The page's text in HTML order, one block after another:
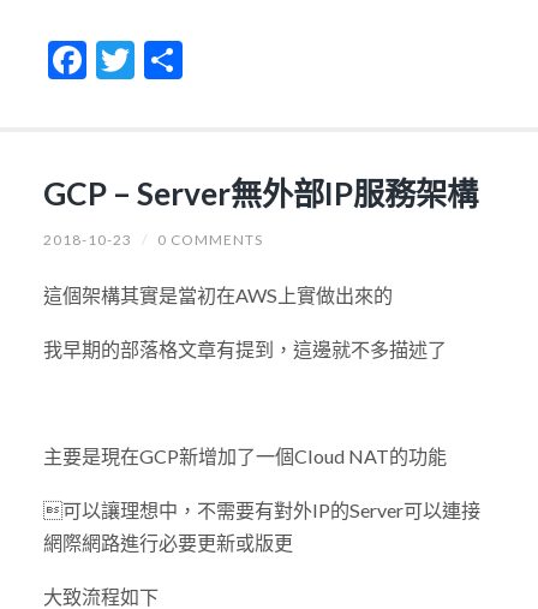
Facebook
Twitter
Share
GCP – Server無外部IP服務架構
2018-10-23 / 0 COMMENTS
這個架構其實是當初在AWS上實做出來的
我早期的部落格文章有提到，這邊就不多描述了
主要是現在GCP新增加了一個Cloud NAT的功能
可以讓理想中，不需要有對外IP的Server可以連接
網際網路進行必要更新或版更
大致流程如下